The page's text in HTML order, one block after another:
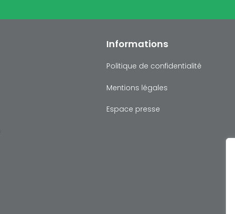
Informations
Politique de confidentialité
Mentions légales
Espace presse